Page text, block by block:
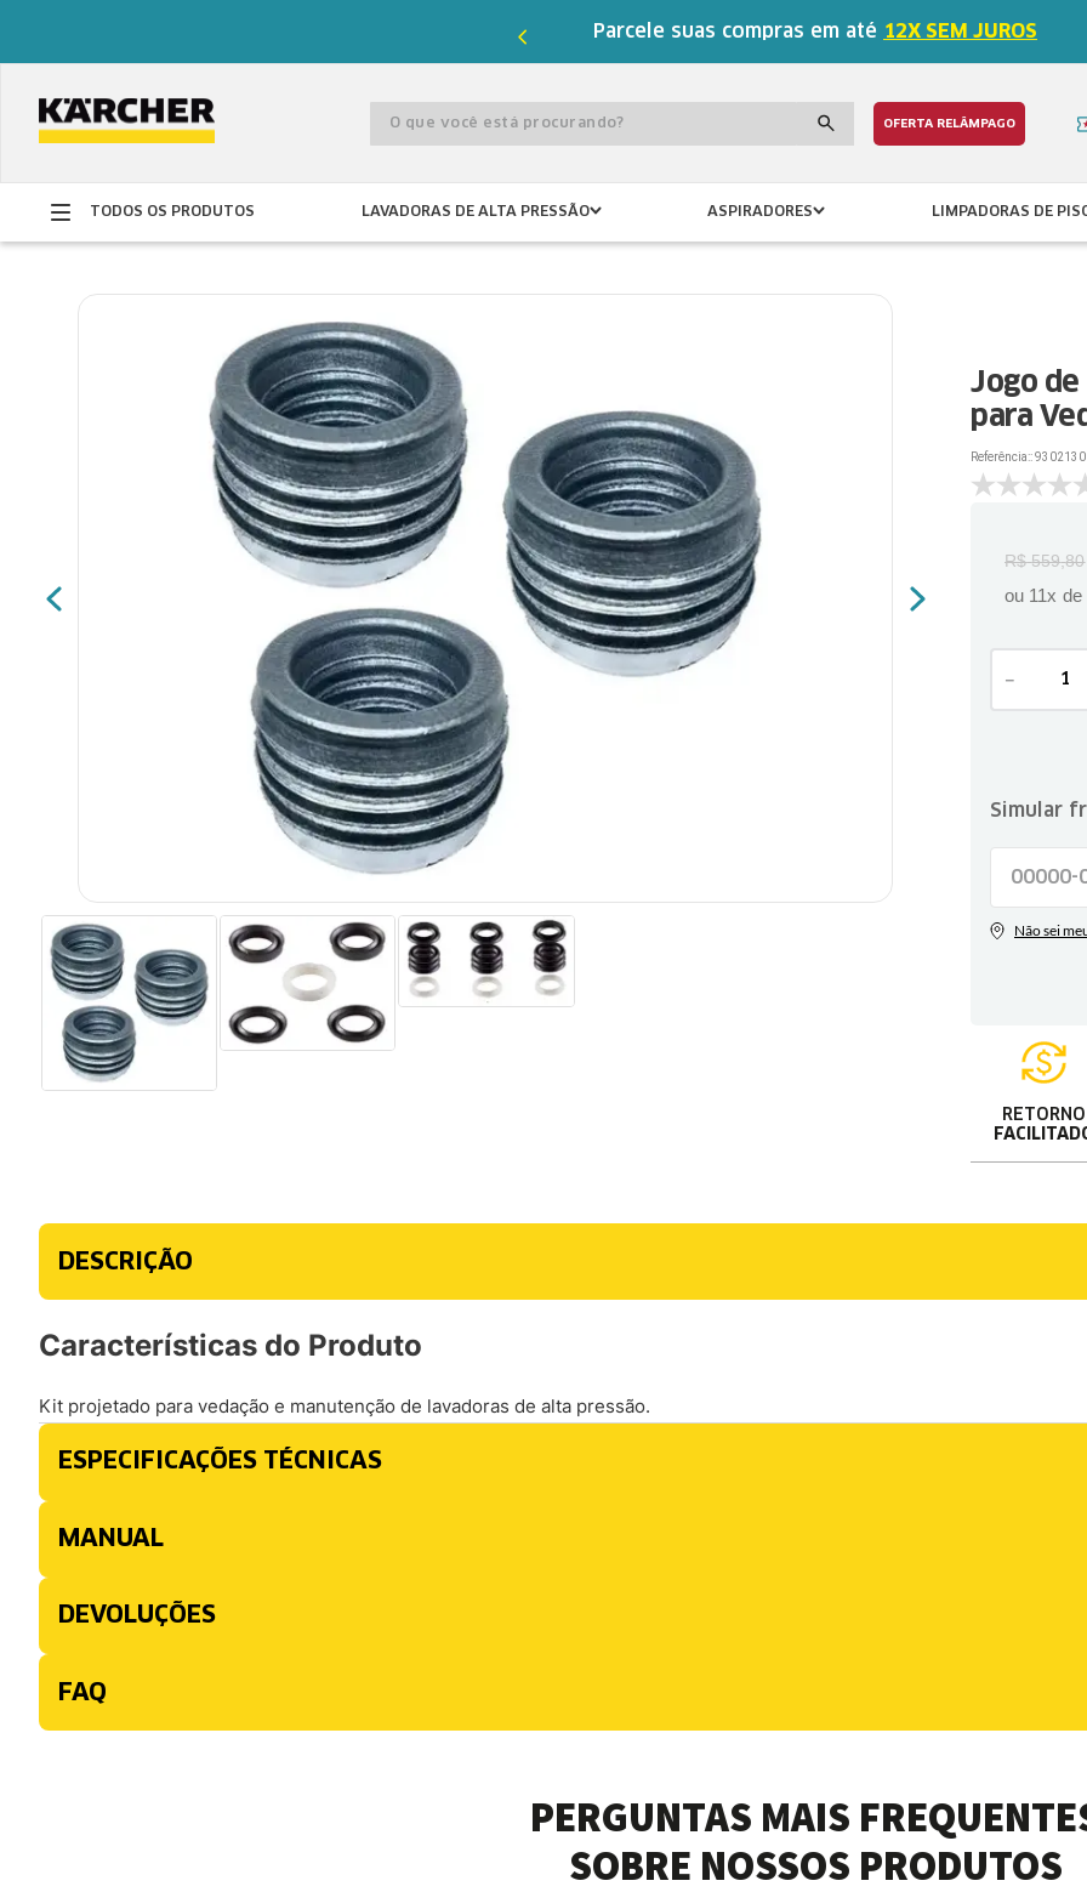
Parcele suas compras em até 12X SEM JUROS
O que você está procurando? OFERTA RELÂMPAGO
TODOS OS PRODUTOS LAVADORAS DE ALTA PRESSÃO ASPIRADORES LIMPADORAS DE
Jogo de
para
Referência::
R$ 559,80
ou 11x de
－
RETORNO
DESCRIÇÃO
Características do Produto
Kit projetado para vedação e manutenção de lavadoras de alta pressão.
ESPECIFICAÇÕES TÉCNICAS
MANUAL
DEVOLUÇÕES
FAQ
PERGUNTAS MAIS
SOBRE NOSSOS PRODUTOS